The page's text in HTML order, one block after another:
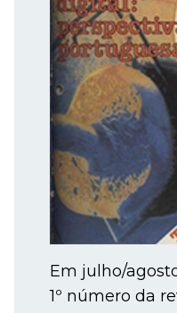
Em julho/
1º número da